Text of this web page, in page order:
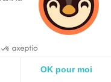
entreprises
OK pour moi
2 personnes
consultent
actuellement cette